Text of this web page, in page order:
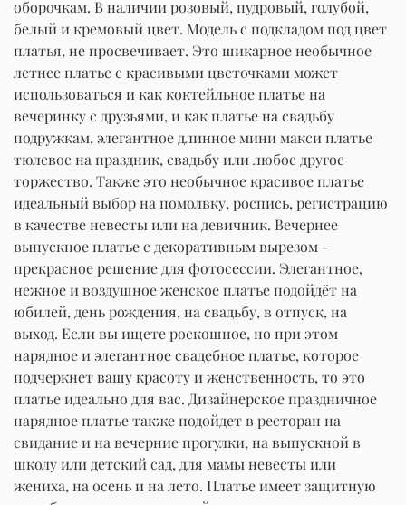
оборочкам. В наличии розовый, пудровый, голубой,
белый и кремовый цвет. Модель с подкладом под цвет
платья, не просвечивает. Это шикарное необычное
летнее платье с красивыми цветочками может
использоваться и как коктейльное платье на
вечеринку с друзьями, и как платье на свадьбу
подружкам, элегантное длинное мини макси платье
тюлевое на праздник, свадьбу или любое другое
торжество. Также это необычное красивое платье
идеальный выбор на помолвку, роспись, регистрацию
в качестве невесты или на девичник. Вечернее
выпускное платье с декоративным вырезом -
прекрасное решение для фотосессии. Элегантное,
нежное и воздушное женское платье подойдёт на
юбилей, день рождения, на свадьбу, в отпуск, на
выход. Если вы ищете роскошное, но при этом
нарядное и элегантное свадебное платье, которое
подчеркнет вашу красоту и женственность, то это
платье идеально для вас. Дизайнерское праздничное
нарядное платье также подойдет в ресторан на
свидание и на вечерние прогулки, на выпускной в
школу или детский сад, для мамы невесты или
жениха, на осень и на лето. Платье имеет защитную